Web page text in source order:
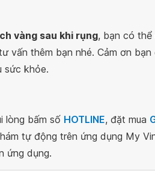
vàng sau khi rụng, bạn có thể
vấn thêm bạn nhé. Cảm ơn
sức khỏe.
lòng bấm số HOTLINE, đặt mua
tự động trên ứng dụng My
ứng dụng.